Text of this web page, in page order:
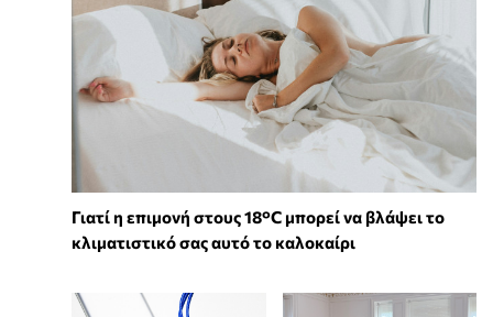
Γιατί η επιμονή στους 18°C μπορεί να βλάψει το
κλιματιστικό σας αυτό το καλοκαίρι